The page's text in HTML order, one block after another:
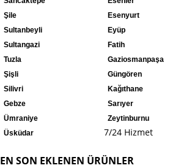
Şile
Sultanbeyli
Sultangazi
Tuzla
Şişli
Silivri
Gebze
Ümraniye
Üsküdar
Esenyurt
Eyüp
Fatih
Gaziosmanpaşa
Güngören
Kağıthane
Sarıyer
Zeytinburnu
7/24 Hizmet
EN SON EKLENEN ÜRÜNLER